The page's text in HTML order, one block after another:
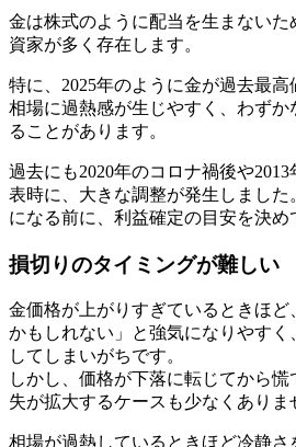
金は株式のように配当を生まない
資家が多く存在します。
特に、2025年のように金が過去最高
相場に過熱感が生じやすく、わずか
ることがあります。
過去にも2020年のコロナ禍後や
表時に、大きな調整が発生しました
になる前に、利益確定の目安を決め
損切りのタイミングが難しい
金価格が上がりすぎているときほど
かもしれない」と強気になりやすく
してしまいがちです。
しかし、価格が下落に転じてから
失が拡大するケースも少なくありま
相場が過熱しているときほど冷静さ